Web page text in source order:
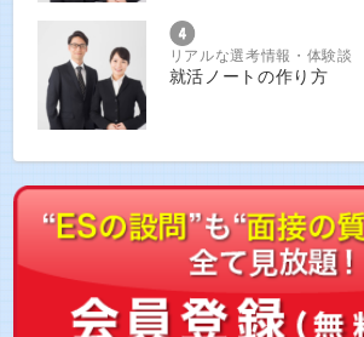
リアルな選考情報・体験談
就活ノートの作り方